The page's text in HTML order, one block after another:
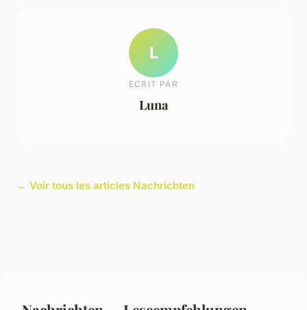
L
ECRIT PAR
Luna
← Voir tous les articles Nachrichten